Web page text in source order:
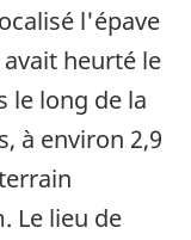
l'épave
heurté le
le long de la
à environ 2,9
Le lieu de